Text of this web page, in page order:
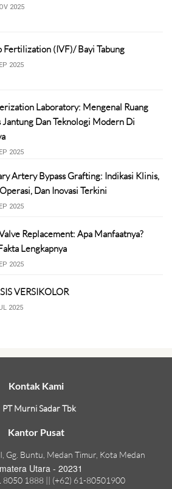
2025
Fertilization (IVF)/ Bayi Tabung
2025
Laboratory: Mengenal Ruang
Jantung Dan Teknologi Modern Di
2025
Artery Bypass Grafting: Indikasi Klinis,
Dan Inovasi Terkini
2025
Replacement: Apa Manfaatnya?
Lengkapnya
2025
VERSIKOLOR
2025
Kontak Kami
PT Murni Sadar Tbk
Kantor Pusat
Gg. Buntu, Medan Timur, Kota Medan
Utara - 20231
8050 1888 || (+62) 61-80501900